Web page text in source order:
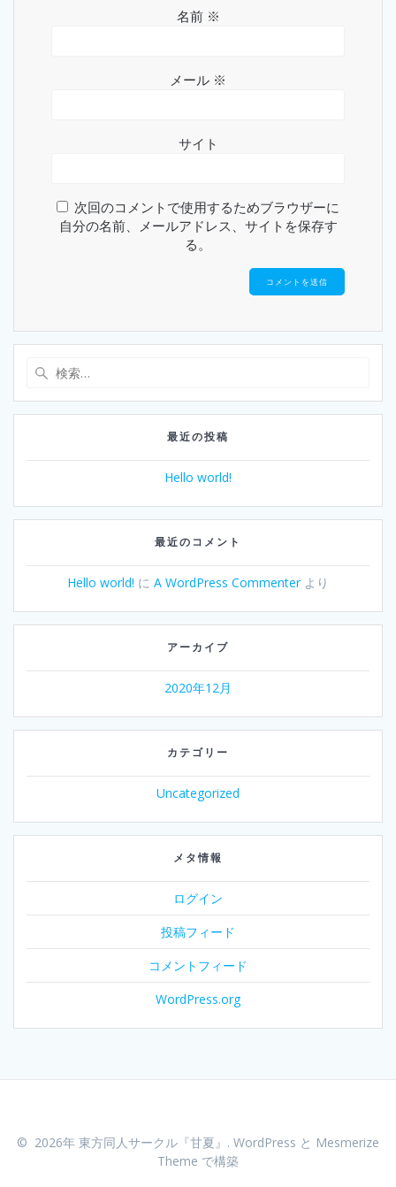
名前 ※
メール ※
サイト
次回のコメントで使用するためブラウザーに
自分の名前、メールアドレス、サイトを保存す
る。
最近の投稿
Hello world!
最近のコメント
Hello world! に A WordPress Commenterより
アーカイブ
2020年12月
カテゴリー
Uncategorized
メタ情報
ログイン
投稿フィード
コメントフィード
WordPress.org
© 2026年 東方同人サークル『甘夏』. WordPress と Mesmerize
Theme で構築